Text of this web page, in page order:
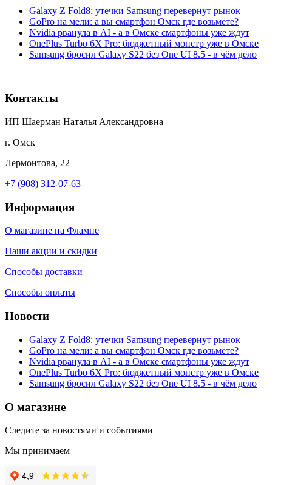
Galaxy Z Fold8: утечки Samsung перевернут рынок
GoPro на мели: а вы смартфон Омск где возьмёте?
Nvidia рванула в AI - а в Омске смартфоны уже ждут
OnePlus Turbo 6X Pro: бюджетный монстр уже в Омске
Samsung бросил Galaxy S22 без One UI 8.5 - в чём дело
Контакты
ИП Шаерман Наталья Александровна
г. Омск
Лермонтова, 22
+7 (908) 312-07-63
Информация
О магазине на Флампе
Наши акции и скидки
Способы доставки
Способы оплаты
Новости
Galaxy Z Fold8: утечки Samsung перевернут рынок
GoPro на мели: а вы смартфон Омск где возьмёте?
Nvidia рванула в AI - а в Омске смартфоны уже ждут
OnePlus Turbo 6X Pro: бюджетный монстр уже в Омске
Samsung бросил Galaxy S22 без One UI 8.5 - в чём дело
О магазине
Следите за новостями и событиями
Мы принимаем